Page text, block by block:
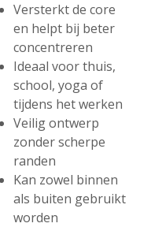
Versterkt de core
en helpt bij beter
concentreren
Ideaal voor thuis,
school, yoga of
tijdens het werken
Veilig ontwerp
zonder scherpe
randen
Kan zowel binnen
als buiten gebruikt
worden